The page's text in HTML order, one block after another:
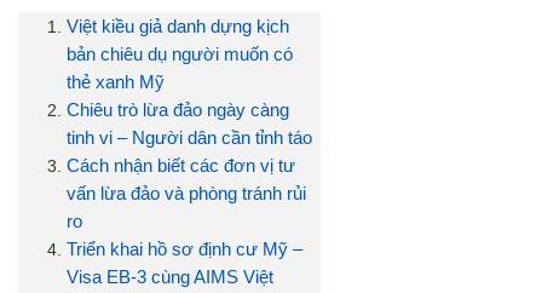
Việt kiều giả danh dựng kịch
bản chiêu dụ người muốn có
thẻ xanh Mỹ
Chiêu trò lừa đảo ngày càng
tinh vi – Người dân cần tỉnh táo
Cách nhận biết các đơn vị tư
vấn lừa đảo và phòng tránh rủi
ro
Triển khai hồ sơ định cư Mỹ –
Visa EB-3 cùng AIMS Việt